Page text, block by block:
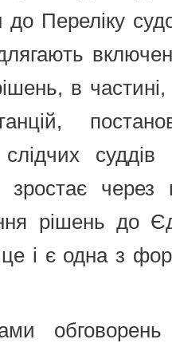
Переліку
в
суддів
через
рішень до
і є одна з